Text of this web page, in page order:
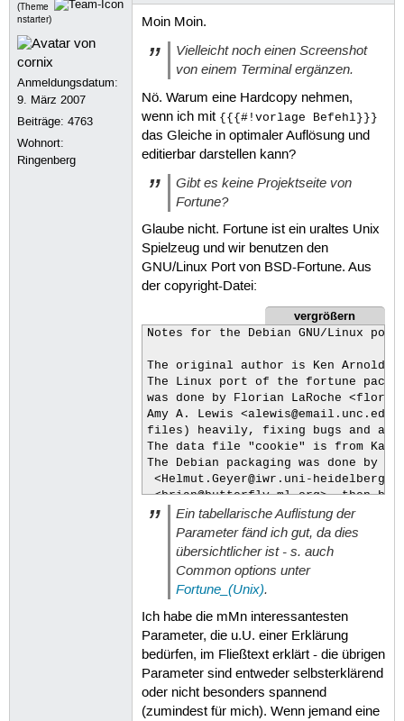
(Theme
nstarter)
Anmeldungsdatum:
9. März 2007
Beiträge:4763
Wohnort:
Ringenberg
Moin Moin.
Vielleicht noch einen Screenshot
von einem Terminal ergänzen.
Nö. Warum eine Hardcopy nehmen,
wenn ich mit {{{#!vorlage Befehl}}}
das Gleiche in optimaler Auflösung und
editierbar darstellen kann?
Gibt es keine Projektseite von
Fortune?
Glaube nicht. Fortune ist ein uraltes Unix
Spielzeug und wir benutzen den
GNU/Linux Port von BSD-Fortune. Aus
der copyright-Datei:
vergrößern
Notes for the Debian GNU/Linux
The original author is Ken Arnold.
The Linux port of the fortune
was done by Florian LaRoche
Amy A. Lewis
files) heavily, fixing bugs and
The data file "cookie" is from Karl
The Debian packaging was done by
<Helmut.Geyer@iwr.uni-
<brian@butterfly.ml.org>, then by
the Debian fortune package done
from sources obtained from
ftp://sunsite.unc.edu/pub/Linux/
Ein tabellarische Auflistung der
Parameter fänd ich gut, da dies
übersichtlicher ist - s. auch
Common options unter
Fortune_(Unix).
Ich habe die mMn interessantesten
Parameter, die u.U. einer Erklärung
bedürfen, im Fließtext erklärt - die übrigen
Parameter sind entweder selbsterklärend
oder nicht besonders spannend
(zumindest für mich). Wenn jemand eine